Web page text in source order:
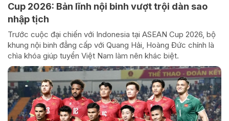
Cup 2026: Bản lĩnh nội binh vượt trội dàn sao
nhập tịch
Trước cuộc đại chiến với Indonesia tại ASEAN Cup 2026, bộ
khung nội binh đẳng cấp với Quang Hải, Hoàng Đức chính là
chìa khóa giúp tuyển Việt Nam làm nên khác biệt.